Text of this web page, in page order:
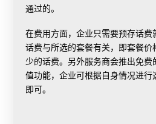
通过的。
在费用方面，企业只需要预存话
话费与所选的套餐有关，即套餐价
少的话费。另外服务商会推出免费
值功能，企业可根据自身情况进行
即可。